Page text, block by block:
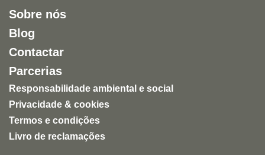
Sobre nós
Blog
Contactar
Parcerias
Responsabilidade ambiental e social
Privacidade & cookies
Termos e condições
Livro de reclamações